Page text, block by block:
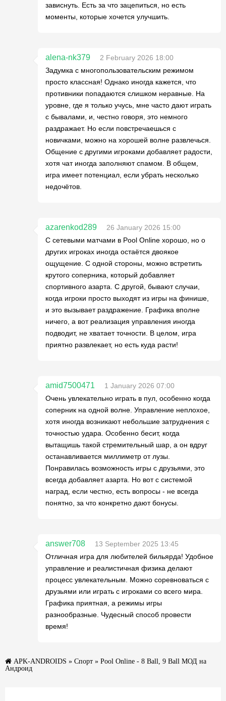
зависнуть. Есть за что зацепиться, но есть
моменты, которые хочется улучшить.
alena-nk379
2 February 2026 18:00
Задумка с многопользовательским режимом
просто классная! Однако иногда кажется, что
противники попадаются слишком неравные. На
уровне, где я только учусь, мне часто дают играть
с бывалами, и, честно говоря, это немного
раздражает. Но если повстречаешься с
новичками, можно на хорошей волне развлечься.
Общение с другими игроками добавляет радости,
хотя чат иногда заполняют спамом. В общем,
игра имеет потенциал, если убрать несколько
недочётов.
azarenkod289
26 January 2026 15:00
С сетевыми матчами в Pool Online хорошо, но о
других игроках иногда остаётся двоякое
ощущение. С одной стороны, можно встретить
крутого соперника, который добавляет
спортивного азарта. С другой, бывают случаи,
когда игроки просто выходят из игры на финише,
и это вызывает раздражение. Графика вполне
ничего, а вот реализация управления иногда
подводит, не хватает точности. В целом, игра
приятно развлекает, но есть куда расти!
amid7500471
1 January 2026 07:00
Очень увлекательно играть в пул, особенно когда
соперник на одной волне. Управление неплохое,
хотя иногда возникают небольшие затруднения с
точностью удара. Особенно бесит, когда
вытащишь такой стремительный шар, а он вдруг
останавливается миллиметр от лузы.
Понравилась возможность игры с друзьями, это
всегда добавляет азарта. Но вот с системой
наград, если честно, есть вопросы - не всегда
понятно, за что конкретно дают бонусы.
answer708
13 September 2025 13:45
Отличная игра для любителей бильярда! Удобное
управление и реалистичная физика делают
процесс увлекательным. Можно соревноваться с
друзьями или играть с игроками со всего мира.
Графика приятная, а режимы игры
разнообразные. Чудесный способ провести
время!
APK-ANDROIDS » Спорт » Pool Online - 8 Ball, 9 Ball МОД на
Андроид